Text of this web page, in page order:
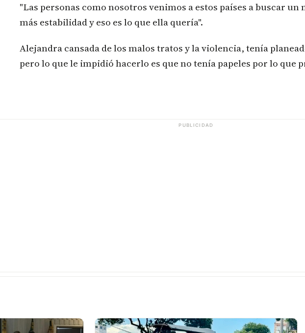
"Las personas como nosotros venimos a estos países a buscar
más estabilidad y eso es lo que ella quería".
Alejandra cansada de los malos tratos y la violencia, tenía
pero lo que le impidió hacerlo es que no tenía papeles por lo que
PUBLICIDAD